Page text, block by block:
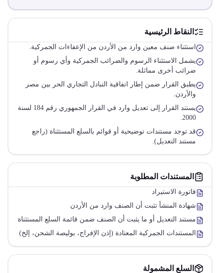
النقاط الرئيسية
استثناء صنف معين وارد من الأردن من الإعفاءات الجمركية.
يشمل الاستثناء الرسوم والضرائب الجمركية وأي رسوم أو
ضرائب أخرى مماثلة.
يطبق القرار ضمن إطار اتفاقية التبادل التجاري الحر بين مصر
والأردن.
يستند القرار إلى تعديل وارد في القرار الجمهوري رقم 184 لسنة
2000.
قد توجد مستندات توضيحية أو قوائم بالسلع المستثناة (راجع
مستند التعديل).
المستندات المطلوبة
فاتورة الاستيراد
شهادة المنشأ تثبت أن الصنف وارد من الأردن
مستند التعديل أو ما يثبت أن الصنف ضمن قائمة السلع المستثناة
المستندات الجمركية المعتادة (إذن الإفراج، بوليصة الشحن، إلخ)
السلع المشمولة